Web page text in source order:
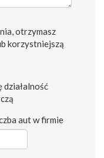
otrzymasz
korzystniejszą
działalność
aut w firmie